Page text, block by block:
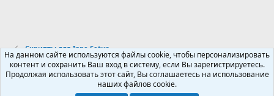
Скрипты для Inno Setup
Russian (RU)
Условия и правила
На данном сайте используются файлы cookie, чтобы персонализировать
контент и сохранить Ваш вход в систему, если Вы зарегистрируетесь.
Продолжая использовать этот сайт, Вы соглашаетесь на использование
наших файлов cookie.